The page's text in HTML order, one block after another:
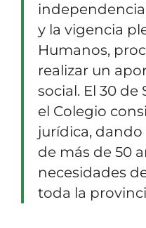
y la vigencia
Humanos,
realizar un
social. El 30 de
el Colegio
jurídica,
de más de 50
necesidades
toda la